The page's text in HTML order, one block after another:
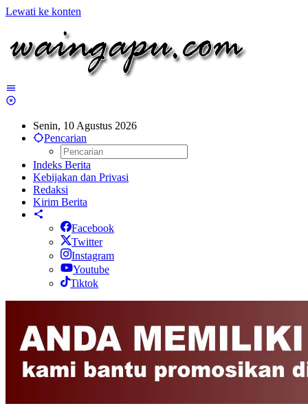
Lewati ke konten
Senin, 10 Agustus 2026
Pencarian
Indeks Berita
Kebijakan dan Privasi
Redaksi
Kirim Berita
Facebook
Twitter
Instagram
Youtube
Tiktok